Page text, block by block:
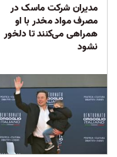
مدیران شرکت ماسک در
مصرف مواد مخدر با او
همراهی می‌کنند تا دلخور
نشود